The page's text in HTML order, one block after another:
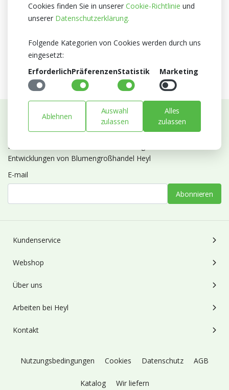
Zertifikat
MPS A+
MPS GAP
Abonnieren Sie unseren Newsletter
Bleiben Sie auf dem Laufenden mit Neuigkeiten und
Entwicklungen von Blumengroßhandel Heyl
E-mail
Abonnieren
Kundenservice
Webshop
Über uns
Arbeiten bei Heyl
Kontakt
Nutzungsbedingungen Cookies Datenschutz AGB
Katalog Wir liefern
Cookies finden Sie in unserer Cookie-Richtlinie und
unserer Datenschutzerklärung.
Folgende Kategorien von Cookies werden durch uns
eingesetzt:
ErforderlichPräferenzenStatistik Marketing
Ablehnen
Auswahl
zulassen
Alles
zulassen